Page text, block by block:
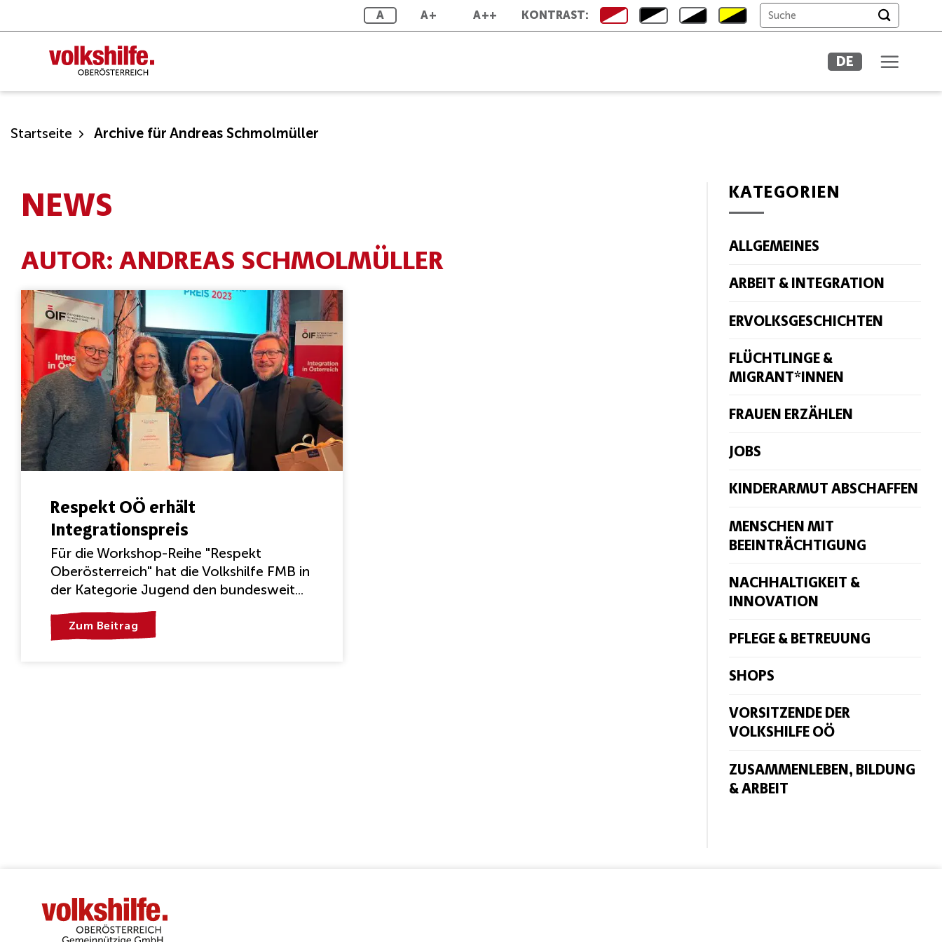
Inhalt
A A+ A++ KONTRAST:
DE
Startseite Archive für Andreas Schmolmüller
NEWS
AUTOR: ANDREAS SCHMOLMÜLLER
Respekt OÖ erhält
Integrationspreis
Für die Workshop-Reihe "Respekt
Oberösterreich" hat die Volkshilfe FMB in
der Kategorie Jugend den bundesweit...
Zum Beitrag
KATEGORIEN
ALLGEMEINES
ARBEIT & INTEGRATION
ERVOLKSGESCHICHTEN
FLÜCHTLINGE &
MIGRANT*INNEN
FRAUEN ERZÄHLEN
JOBS
KINDERARMUT ABSCHAFFEN
MENSCHEN MIT
BEEINTRÄCHTIGUNG
NACHHALTIGKEIT &
INNOVATION
PFLEGE & BETREUUNG
SHOPS
VORSITZENDE DER
VOLKSHILFE OÖ
ZUSAMMENLEBEN, BILDUNG
& ARBEIT